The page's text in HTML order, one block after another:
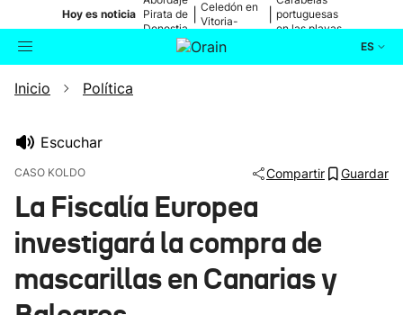
Hoy es noticia Pirata de
Donostia
Celedón en
Vitoria-
portuguesas
en las playas
ES
Buscador
Ikusmiran
Eguraldia
Inicio Política
Escuchar
CASO KOLDO Compartir Guardar
La Fiscalía Europea
investigará la compra de
mascarillas en Canarias y